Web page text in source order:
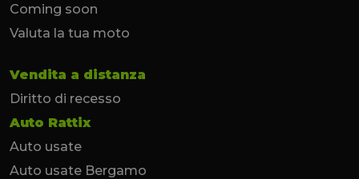
Coming soon
Valuta la tua moto
Vendita a distanza
Diritto di recesso
Auto Rattix
Auto usate
Auto usate Bergamo